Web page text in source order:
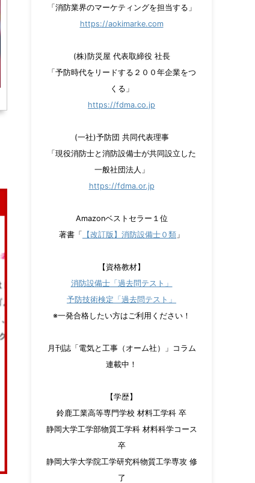
「消防業界のマーケティングを担当する」
https://aokimarke.com
(株)防災屋 代表取締役 社長
「予防時代をリードする２００年企業をつ
くる」
https://fdma.co.jp
(一社)予防団 共同代表理事
「現役消防士と消防設備士が共同設立した
一般社団法人」
https://fdma.or.jp
Amazonベストセラー１位
著書「
【改訂版】消防設備士０類 」
【資格教材】
消防設備士「過去問テスト」
予防技術検定「過去問テスト」
※一発合格したい方はご利用ください！
月刊誌「電気と工事（オーム社）」コラム
連載中！
【学歴】
鈴鹿工業高等専門学校 材料工学科 卒
静岡大学工学部物質工学科 材料科学コース
卒
静岡大学大学院工学研究科物質工学専攻 修
了